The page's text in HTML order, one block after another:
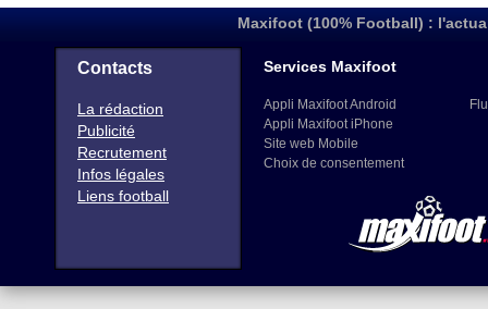
Maxifoot (100% Football) :
Contacts
La rédaction
Publicité
Recrutement
Infos légales
Liens football
Services Maxifoot
Appli Maxifoot Android
Appli Maxifoot iPhone
Site web Mobile
Choix de consentement